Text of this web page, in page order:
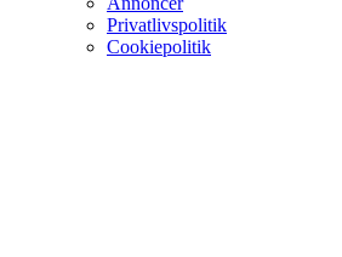
Privatlivspolitik
Cookiepolitik